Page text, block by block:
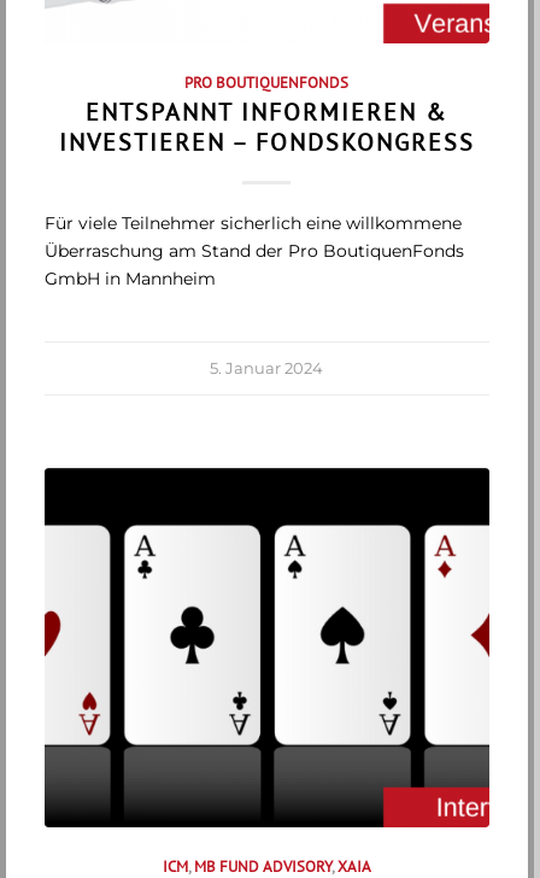
PRO BOUTIQUENFONDS
ENTSPANNT INFORMIEREN &
INVESTIEREN – FONDSKONGRESS
Für viele Teilnehmer sicherlich eine willkommene
Überraschung am Stand der Pro BoutiquenFonds
GmbH in Mannheim
5. Januar 2024
ICM, MB FUND ADVISORY,XAIA